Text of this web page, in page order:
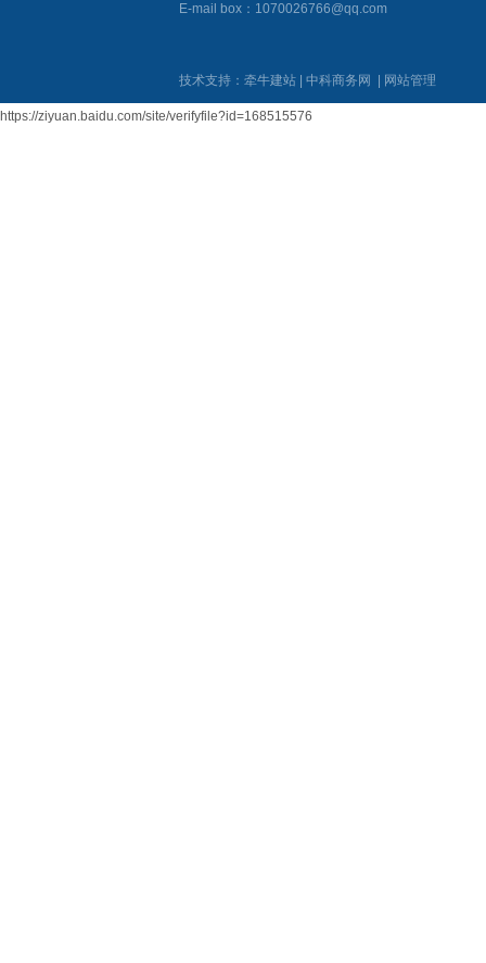
E-mail box：1070026766@qq.com
技术支持： 牵牛建站 中科商务网 网站管理
https://ziyuan.baidu.com/site/verifyfile?id=168515576